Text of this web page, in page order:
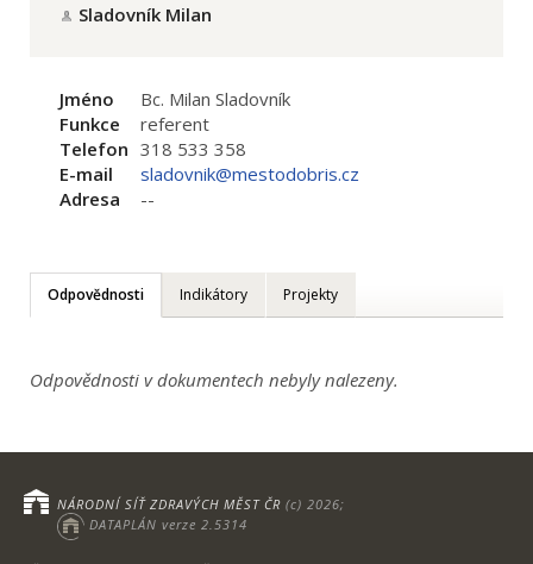
Sladovník Milan
Jméno
Bc. Milan Sladovník
Funkce
referent
Telefon 318 533 358
E-mail
sladovnik@mestodobris.cz
Adresa
--
Odpovědnosti Indikátory Projekty
Odpovědnosti v dokumentech nebyly nalezeny.
NÁRODNÍ SÍŤ ZDRAVÝCH MĚST ČR (c) 2026;
DATAPLÁN verze 2.5314